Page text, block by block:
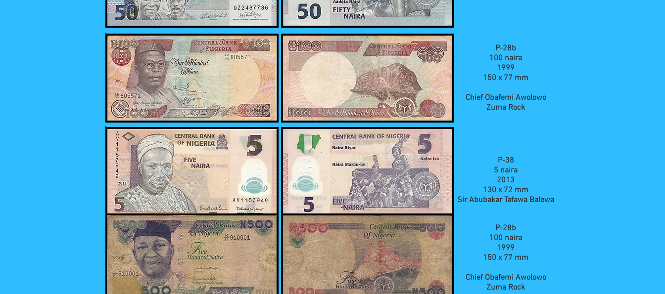
P-28b
100 naira
1999
150 x 77 mm
Chief Obafemi Awolowo
Zuma Rock
P-38
5 naira
2013
130 x 72 mm
Sir Abubakar Tafawa Balewa
P-28b
100 naira
1999
150 x 77 mm
Chief Obafemi Awolowo
Zuma Rock